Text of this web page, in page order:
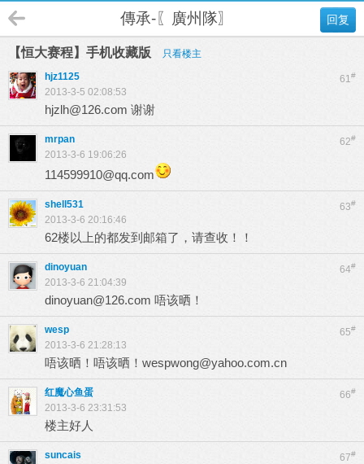
回复
傳承-〖廣州隊〗
【恒大赛程】手机收藏版 只看楼主
61#
hjz1125
2013-3-5 02:08:53
hjzlh@126.com 谢谢
62#
mrpan
2013-3-6 19:06:26
114599910@qq.com
63#
shell531
2013-3-6 20:16:46
62楼以上的都发到邮箱了，请查收！！
64#
dinoyuan
2013-3-6 21:04:39
dinoyuan@126.com 唔该晒！
65#
wesp
2013-3-6 21:28:13
唔该晒！唔该晒！ wespwong@yahoo.com.cn
66#
红魔心鱼蛋
2013-3-6 23:31:53
楼主好人
67#
suncais